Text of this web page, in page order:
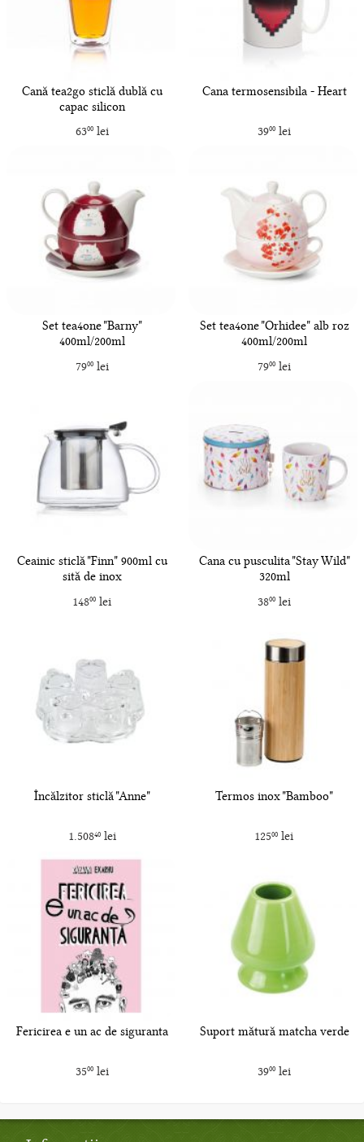
Cană tea2go sticlă dublă cu
capac silicon
6300lei
Cana termosensibila - Heart
3900lei
Set tea4one "Barny"
400ml/200ml
7900lei
Set tea4one "Orhidee" alb roz
400ml/200ml
7900lei
Ceainic sticlă "Finn" 900ml cu
sită de inox
14800 lei
Cana cu pusculita "Stay Wild"
320ml
3800lei
Încălzitor sticlă "Anne"
1.50840lei
Termos inox "Bamboo"
12500 lei
Fericirea e un ac de siguranta
3500lei
Suport mătură matcha verde
3900lei